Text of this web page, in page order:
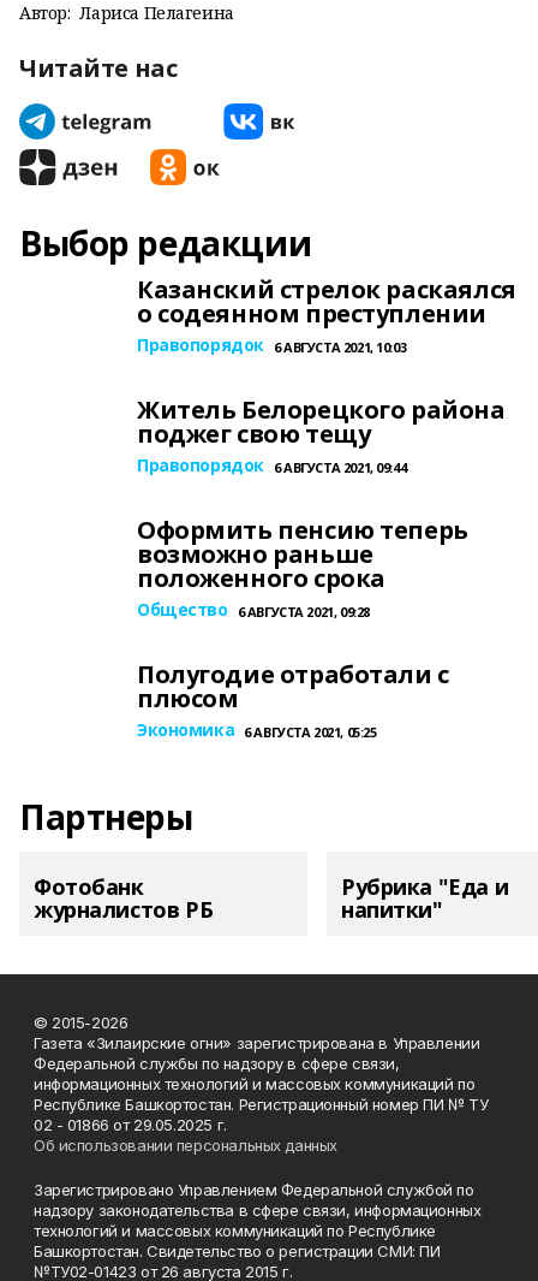
Автор: Лариса Пелагеина
Читайте нас
Выбор редакции
Казанский стрелок раскаялся
о содеянном преступлении
Правопорядок 6 АВГУСТА 2021, 10:03
Житель Белорецкого района
поджег свою тещу
Правопорядок 6 АВГУСТА 2021, 09:44
Оформить пенсию теперь
возможно раньше
положенного срока
Общество 6 АВГУСТА 2021, 09:28
Полугодие отработали с
плюсом
Экономика 6 АВГУСТА 2021, 05:25
Партнеры
Фотобанк
журналистов РБ
Рубрика "Еда и
напитки"
© 2015-2026
Газета «Зилаирские огни» зарегистрирована в Управлении
Федеральной службы по надзору в сфере связи,
информационных технологий и массовых коммуникаций по
Республике Башкортостан. Регистрационный номер ПИ № ТУ
02 - 01866 от 29.05.2025 г.
Об использовании персональных данных
Зарегистрировано Управлением Федеральной службой по
надзору законодательства в сфере связи, информационных
технологий и массовых коммуникаций по Республике
Башкортостан. Свидетельство о регистрации СМИ: ПИ
№ТУ02-01423 от 26 августа 2015 г.